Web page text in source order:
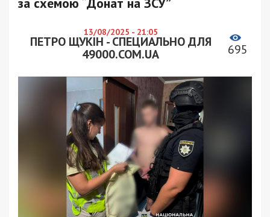
13/08/2025 - 21:05
ПЕТРО ЩУКІН - СПЕЦИАЛЬНО ДЛЯ
49000.COM.UA
695